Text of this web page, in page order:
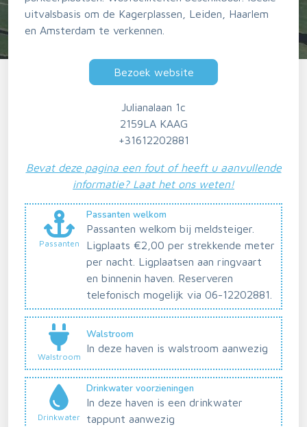
uitvalsbasis om de Kagerplassen, Leiden, Haarlem
en Amsterdam te verkennen.
Bezoek website
Julianalaan 1c
2159LA KAAG
+31612202881
Bevat deze pagina een fout of heeft u aanvullende
informatie? Laat het ons weten!
Passanten
Passanten welkom
Passanten welkom bij meldsteiger.
Ligplaats €2,00 per strekkende meter
per nacht. Ligplaatsen aan ringvaart
en binnenin haven. Reserveren
telefonisch mogelijk via 06-12202881.
Walstroom
Walstroom
In deze haven is walstroom aanwezig
Drinkwater
Drinkwater voorzieningen
In deze haven is een drinkwater
tappunt aanwezig